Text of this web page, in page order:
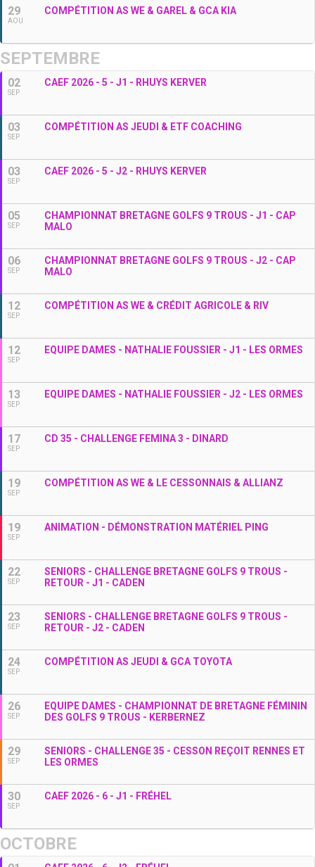
29
AOU
COMPÉTITION AS WE & GAREL & GCA KIA
SEPTEMBRE
02
SEP
CAEF 2026 - 5 - J1 - RHUYS KERVER
03
SEP
COMPÉTITION AS JEUDI & ETF COACHING
03
SEP
CAEF 2026 - 5 - J2 - RHUYS KERVER
05
SEP
CHAMPIONNAT BRETAGNE GOLFS 9 TROUS - J1 - CAP
MALO
06
SEP
CHAMPIONNAT BRETAGNE GOLFS 9 TROUS - J2 - CAP
MALO
12
SEP
COMPÉTITION AS WE & CRÉDIT AGRICOLE & RIV
12
SEP
EQUIPE DAMES - NATHALIE FOUSSIER - J1 - LES ORMES
13
SEP
EQUIPE DAMES - NATHALIE FOUSSIER - J2 - LES ORMES
17
SEP
CD 35 - CHALLENGE FEMINA 3 - DINARD
19
SEP
COMPÉTITION AS WE & LE CESSONNAIS & ALLIANZ
19
SEP
ANIMATION - DÉMONSTRATION MATÉRIEL PING
22
SEP
SENIORS - CHALLENGE BRETAGNE GOLFS 9 TROUS -
RETOUR - J1 - CADEN
23
SEP
SENIORS - CHALLENGE BRETAGNE GOLFS 9 TROUS -
RETOUR - J2 - CADEN
24
SEP
COMPÉTITION AS JEUDI & GCA TOYOTA
26
SEP
EQUIPE DAMES - CHAMPIONNAT DE BRETAGNE FÉMININ
DES GOLFS 9 TROUS - KERBERNEZ
29
SEP
SENIORS - CHALLENGE 35 - CESSON REÇOIT RENNES ET
LES ORMES
30
SEP
CAEF 2026 - 6 - J1 - FRÉHEL
OCTOBRE